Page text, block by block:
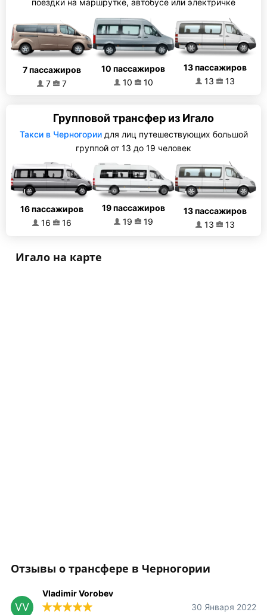
поездки на маршрутке, автобусе или электричке
7 пассажиров
7
7
10 пассажиров
10
10
13 пассажиров
13
13
Групповой трансфер из Игало
Такси в Черногориидля лиц путешествующих большой
группой от 13 до 19 человек
16 пассажиров
16
16
19 пассажиров
19
19
13 пассажиров
13
13
Игало на карте
Отзывы о трансфере в Черногории
VV
Vladimir Vorobev
30 Января 2022